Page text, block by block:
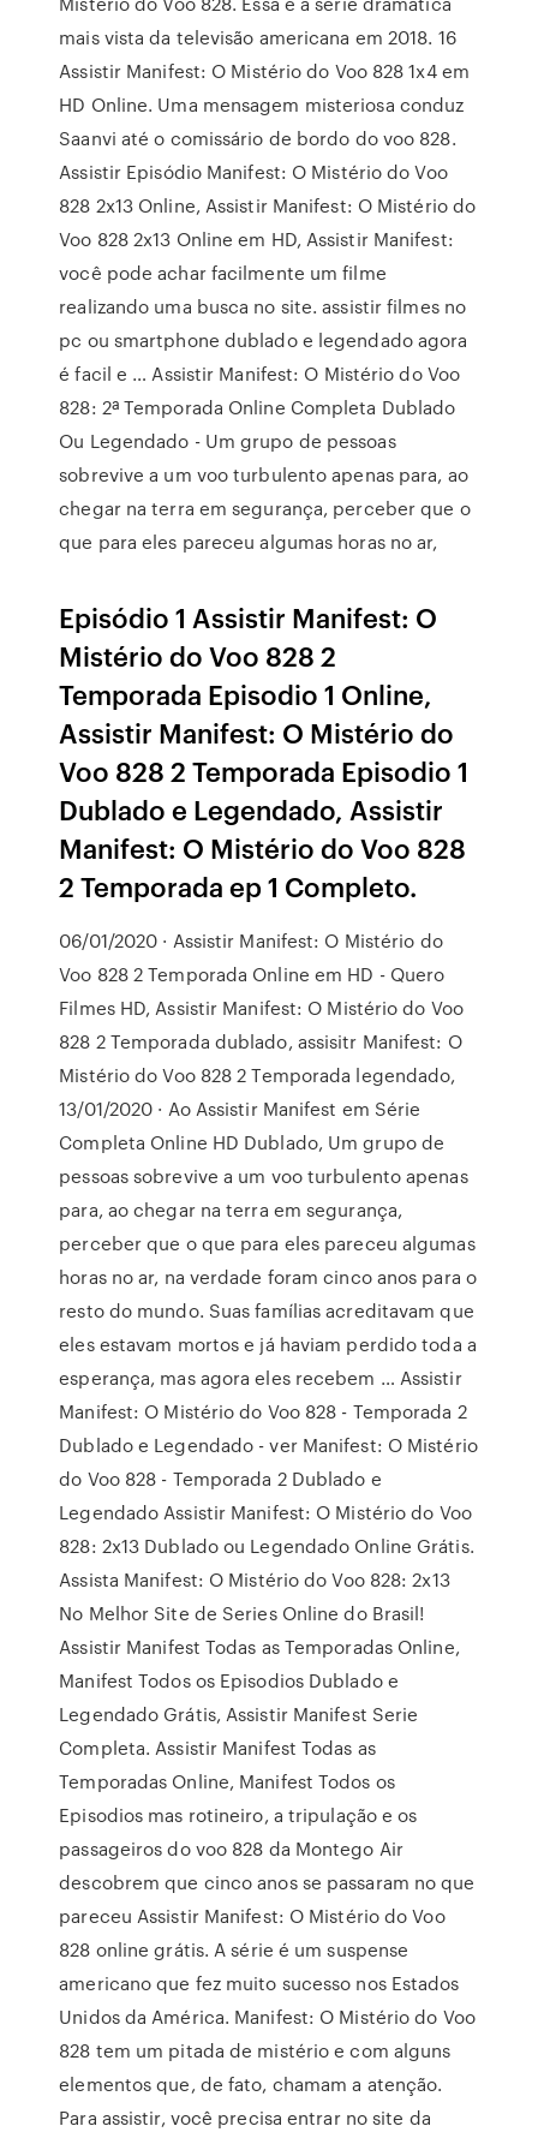
mais vista da televisão americana em 2018. ️16
Assistir Manifest: O Mistério do Voo 828 1x4 em
HD Online. Uma mensagem misteriosa conduz
Saanvi até o comissário de bordo do voo 828.
Assistir Episódio Manifest: O Mistério do Voo
828 2x13 Online, Assistir Manifest: O Mistério do
Voo 828 2x13 Online em HD, Assistir Manifest:
você pode achar facilmente um filme
realizando uma busca no site. assistir filmes no
pc ou smartphone dublado e legendado agora
é facil e … Assistir Manifest: O Mistério do Voo
828: 2ª Temporada Online Completa Dublado
Ou Legendado - Um grupo de pessoas
sobrevive a um voo turbulento apenas para, ao
chegar na terra em segurança, perceber que o
que para eles pareceu algumas horas no ar,
Episódio 1 Assistir Manifest: O
Mistério do Voo 828 2
Temporada Episodio 1 Online,
Assistir Manifest: O Mistério do
Voo 828 2 Temporada Episodio 1
Dublado e Legendado, Assistir
Manifest: O Mistério do Voo 828
2 Temporada ep 1 Completo.
06/01/2020 · Assistir Manifest: O Mistério do
Voo 828 2 Temporada Online em HD - Quero
Filmes HD, Assistir Manifest: O Mistério do Voo
828 2 Temporada dublado, assisitr Manifest: O
Mistério do Voo 828 2 Temporada legendado,
13/01/2020 · Ao Assistir Manifest em Série
Completa Online HD Dublado, Um grupo de
pessoas sobrevive a um voo turbulento apenas
para, ao chegar na terra em segurança,
perceber que o que para eles pareceu algumas
horas no ar, na verdade foram cinco anos para o
resto do mundo. Suas famílias acreditavam que
eles estavam mortos e já haviam perdido toda a
esperança, mas agora eles recebem … Assistir
Manifest: O Mistério do Voo 828 - Temporada 2
Dublado e Legendado - ver Manifest: O Mistério
do Voo 828 - Temporada 2 Dublado e
Legendado Assistir Manifest: O Mistério do Voo
828: 2x13 Dublado ou Legendado Online Grátis.
Assista Manifest: O Mistério do Voo 828: 2x13
No Melhor Site de Series Online do Brasil!
Assistir Manifest Todas as Temporadas Online,
Manifest Todos os Episodios Dublado e
Legendado Grátis, Assistir Manifest Serie
Completa. Assistir Manifest Todas as
Temporadas Online, Manifest Todos os
Episodios mas rotineiro, a tripulação e os
passageiros do voo 828 da Montego Air
descobrem que cinco anos se passaram no que
pareceu Assistir Manifest: O Mistério do Voo
828 online grátis. A série é um suspense
americano que fez muito sucesso nos Estados
Unidos da América. Manifest: O Mistério do Voo
828 tem um pitada de mistério e com alguns
elementos que, de fato, chamam a atenção.
Para assistir, você precisa entrar no site da